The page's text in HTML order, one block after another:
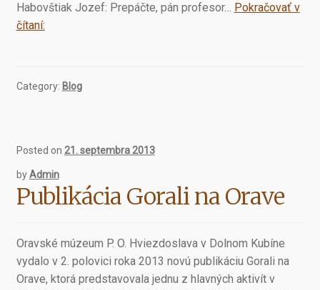
Habovštiak Jozef: Prepáčte, pán profesor… Pokračovať v
čítaní:Zborníky
2000-
2007
Category: Blog
Posted on 21. septembra 2013
byAdmin
Publikácia Gorali na Orave
Oravské múzeum P. O. Hviezdoslava v Dolnom Kubíne
vydalo v 2. polovici roka 2013 novú publikáciu Gorali na
Orave, ktorá predstavovala jednu z hlavných aktivít v